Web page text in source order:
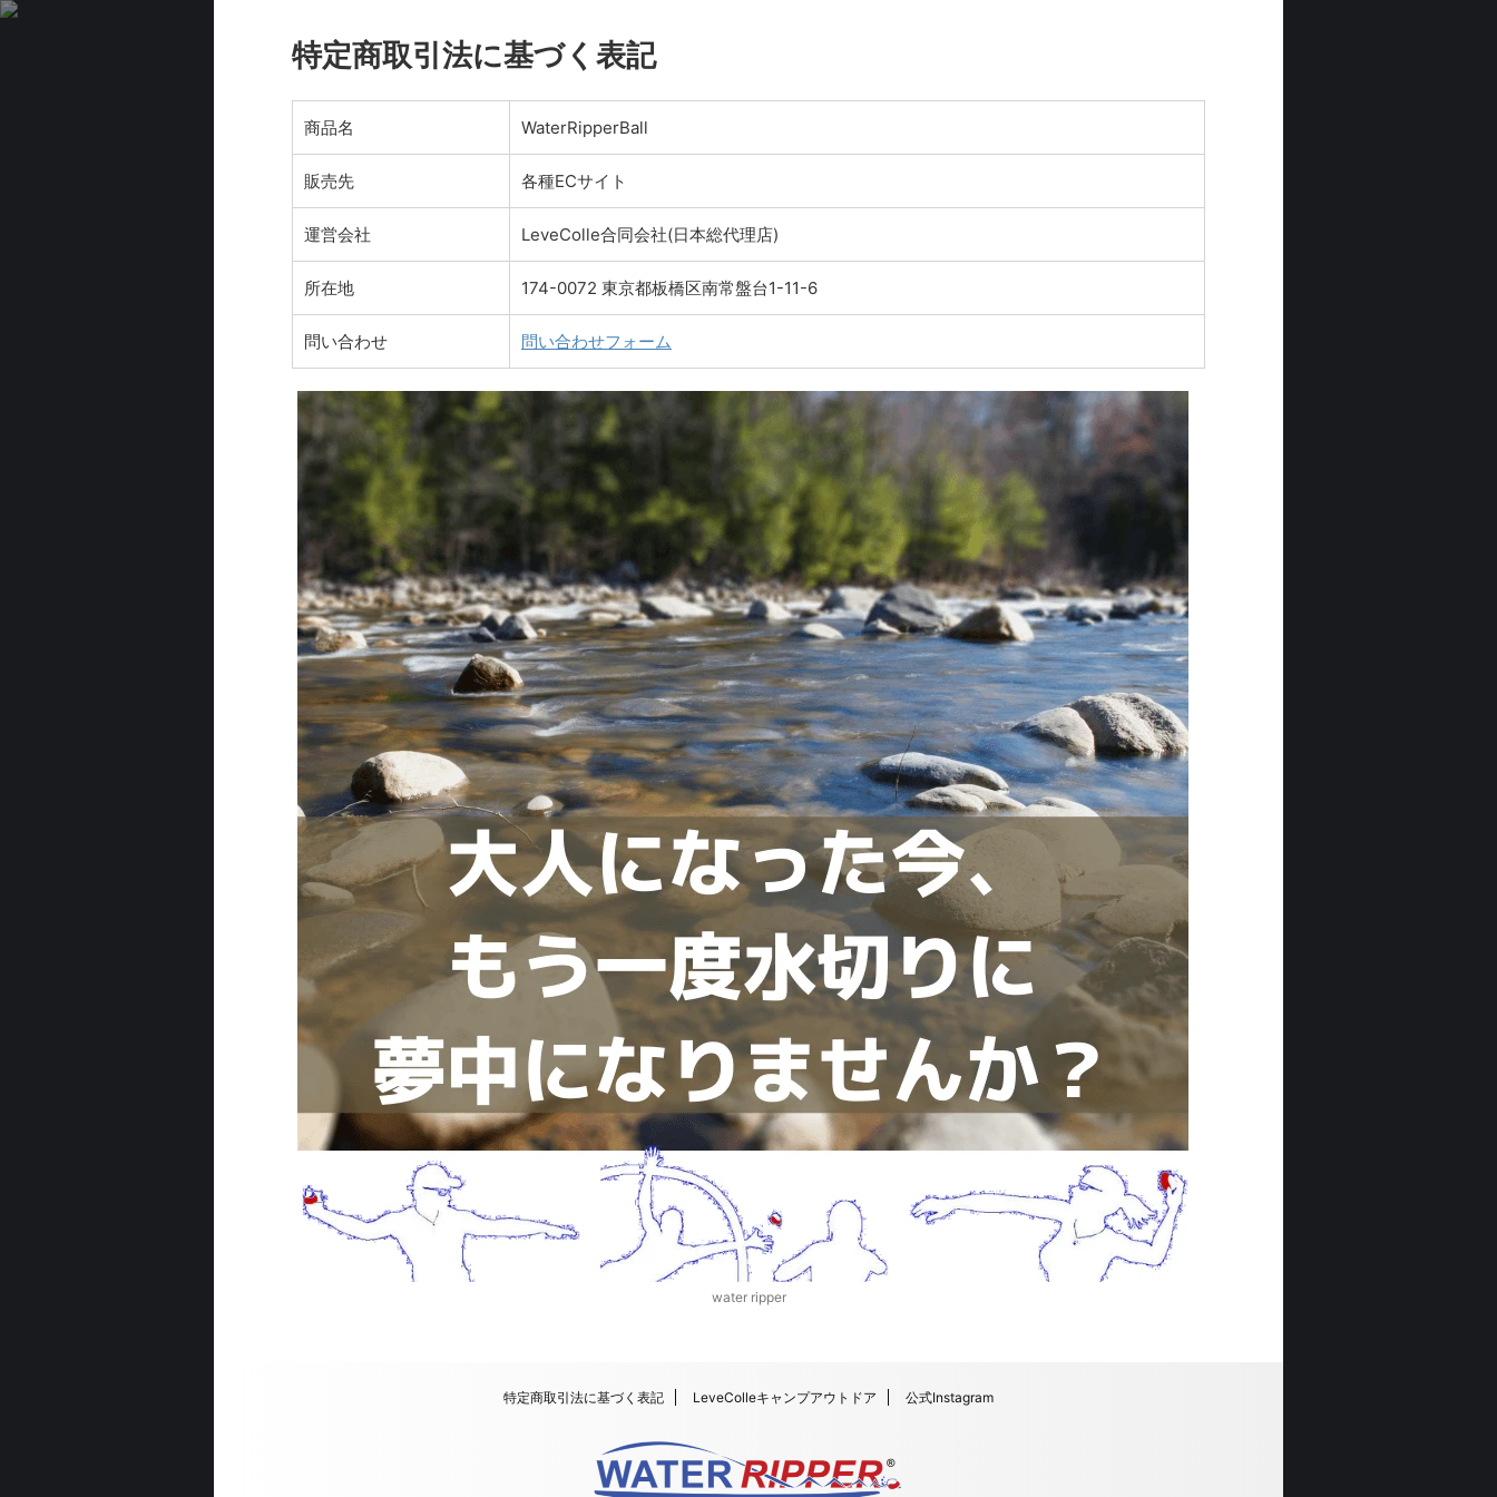
特定商取引法に基づく表記
商品名 WaterRipperBall
販売先 各種ECサイト
運営会社 LeveColle合同会社(日本総代理店)
所在地 174-0072 東京都板橋区南常盤台1-11-6
問い合わせ 問い合わせフォーム
water ripper
特定商取引法に基づく表記 LeveColleキャンプアウトドア 公式Instagram